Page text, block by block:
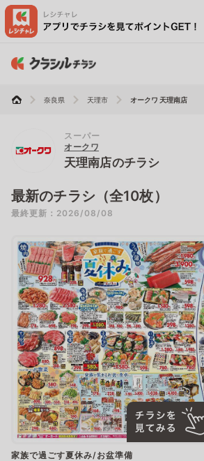
奈良県 天理市 オークワ 天理南店
スーパー
オークワ
天理南店のチラシ
最新のチラシ（全10枚）
最終更新：2026/08/08
家族で過ごす夏休み/お盆準備